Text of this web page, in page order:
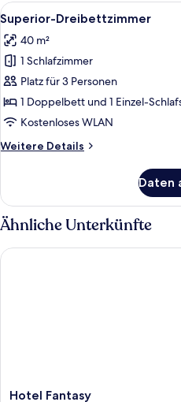
Alle
Fotos
für
Superior-
Dreibettzimmer
anzeigen
10
Superior-Dreibettzimmer
40 m²
1 Schlafzimmer
Platz für 3 Personen
1 Doppelbett und 1 Einzel-
Kostenloses WLAN
Weitere Details
Weitere
Dreibettzimmer
Daten
Ähnliche Unterkünfte
Hotel
Hotel Fantasy
Hotel Fantasy